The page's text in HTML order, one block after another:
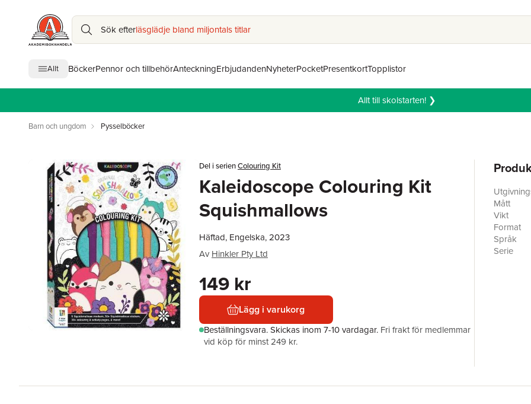
Sök efterläsglädje bland miljontals titlar
Allt BöckerPennor och tillbehörAnteckningErbjudandenNyheterPocketPresentkortTopplistor
Allt till skolstarten! ❯
Barn och ungdom Pysselböcker
Del i serienColouring Kit
Kaleidoscope Colouring Kit
Squishmallows
Häftad, Engelska, 2023
Av Hinkler Pty Ltd
149 kr
Lägg i varukorg
Beställningsvara.Skickas inom 7-10 vardagar. Fri frakt för medlemmar
vid köp för minst 249 kr.
Mått
Vikt
Format
Språk
Serie